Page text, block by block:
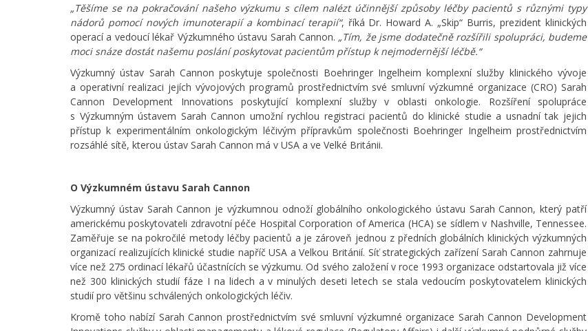
„Těšíme se na pokračování našeho výzkumu s cílem nalézt účinnější způsoby léčby pacientů s různými typy
nádorů pomocí nových imunoterapií a kombinací terapií“, říká Dr. Howard A. „Skip“ Burris, prezident klinických
operací a vedoucí lékař Výzkumného ústavu Sarah Cannon. „Tím, že jsme dodatečně rozšířili spolupráci, budeme
moci snáze dostát našemu poslání poskytovat pacientům přístup k nejmodernější léčbě.“
Výzkumný ústav Sarah Cannon poskytuje společnosti Boehringer Ingelheim komplexní služby klinického vývoje
a operativní realizaci jejích vývojových programů prostřednictvím své smluvní výzkumné organizace (CRO) Sarah
Cannon Development Innovations poskytující komplexní služby v oblasti onkologie. Rozšíření spolupráce
s Výzkumným ústavem Sarah Cannon umožní rychlou registraci pacientů do klinické studie a usnadní tak jejich
přístup k experimentálním onkologickým léčivým přípravkům společnosti Boehringer Ingelheim prostřednictvím
rozsáhlé sítě, kterou ústav Sarah Cannon má v USA a ve Velké Británii.
O Výzkumném ústavu Sarah Cannon
Výzkumný ústav Sarah Cannon je výzkumnou odnoží globálního onkologického ústavu Sarah Cannon, který patří
americkému poskytovateli zdravotní péče Hospital Corporation of America (HCA) se sídlem v Nashville, Tennessee.
Zaměřuje se na pokročilé metody léčby pacientů a je zároveň jednou z předních globálních klinických výzkumných
organizací realizujících klinické studie napříč USA a Velkou Británií. Síť strategických zařízení Sarah Cannon zahrnuje
více než 275 ordinací lékařů účastnících se výzkumu. Od svého založení v roce 1993 organizace odstartovala již více
než 300 klinických studií fáze I na lidech a v minulých deseti letech se stala vedoucím poskytovatelem klinických
studií pro většinu schválených onkologických léčiv.
Kromě toho nabízí Sarah Cannon prostřednictvím své smluvní výzkumné organizace Sarah Cannon Development